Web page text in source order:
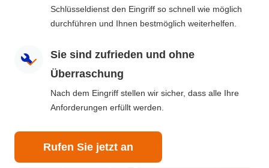
Schlüsseldienst den Eingriff so schnell wie möglich
durchführen und Ihnen bestmöglich weiterhelfen.
Sie sind zufrieden und ohne
Überraschung
Nach dem Eingriff stellen wir sicher, dass alle Ihre
Anforderungen erfüllt werden.
Rufen Sie jetzt an